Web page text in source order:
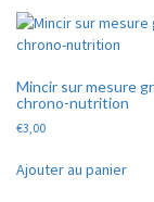
Mincir sur mesure
chrono-nutrition
€3,00
Ajouter au panier